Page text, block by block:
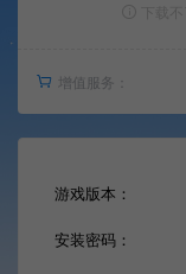
增值服务：
游戏版本：
安装密码：